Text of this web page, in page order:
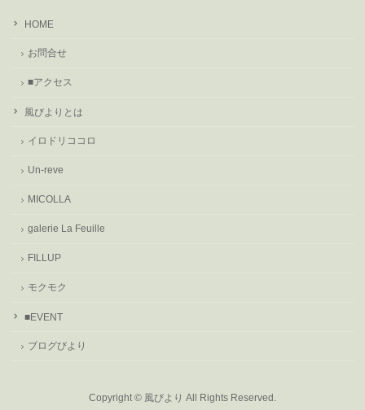
HOME
お問合せ
■アクセス
風びよりとは
イロドリココロ
Un-reve
MICOLLA
galerie La Feuille
FILLUP
モクモク
■EVENT
ブログびより
Copyright © 風びより All Rights Reserved.